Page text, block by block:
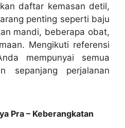
daftar kemasan detil,
penting seperti baju
mandi, beberapa obat,
Mengikuti referensi
mempunyai semua
sepanjang perjalanan
Pra – Keberangkatan